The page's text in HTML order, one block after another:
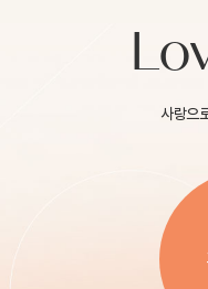
사랑으